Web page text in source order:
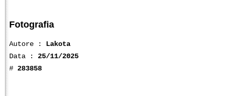
Fotografia
Autore : Lakota
Data : 25/11/2025
# 283858